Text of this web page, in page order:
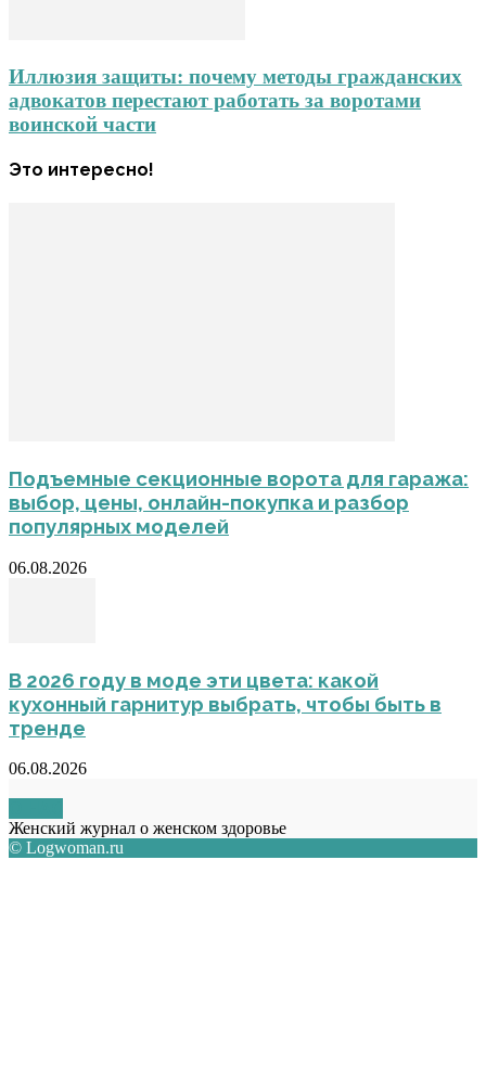
Иллюзия защиты: почему методы гражданских
адвокатов перестают работать за воротами
воинской части
Это интересно!
Подъемные секционные ворота для гаража:
выбор, цены, онлайн-покупка и разбор
популярных моделей
06.08.2026
В 2026 году в моде эти цвета: какой
кухонный гарнитур выбрать, чтобы быть в
тренде
06.08.2026
Женский журнал о женском здоровье
© Logwoman.ru